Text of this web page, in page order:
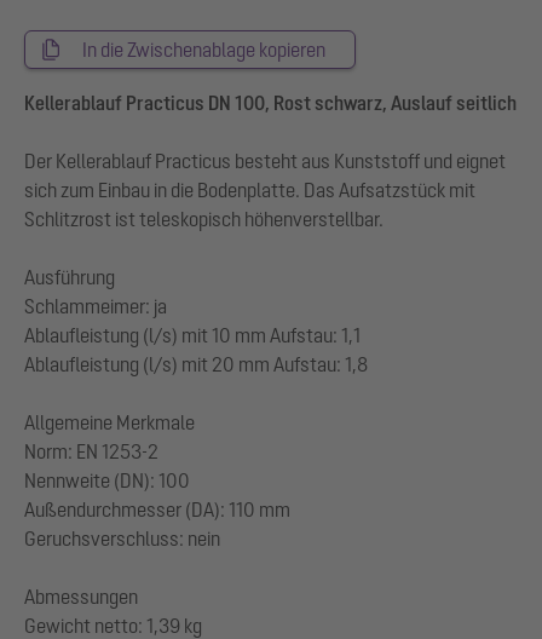
In die Zwischenablage kopieren
Kellerablauf Practicus DN 100, Rost schwarz, Auslauf seitlich
Der Kellerablauf Practicus besteht aus Kunststoff und eignet
sich zum Einbau in die Bodenplatte. Das Aufsatzstück mit
Schlitzrost ist teleskopisch höhenverstellbar.
Ausführung
Schlammeimer: ja
Ablaufleistung (l/s) mit 10 mm Aufstau: 1,1
Ablaufleistung (l/s) mit 20 mm Aufstau: 1,8
Allgemeine Merkmale
Norm: EN 1253-2
Nennweite (DN): 100
Außendurchmesser (DA): 110 mm
Geruchsverschluss: nein
Abmessungen
Gewicht netto: 1,39 kg